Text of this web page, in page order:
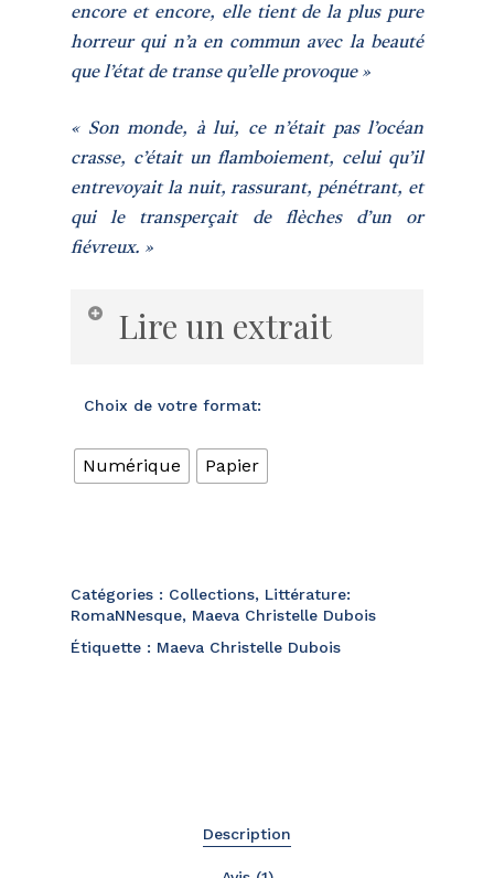
encore et encore, elle tient de la plus pure
horreur qui n’a en commun avec la beauté
que l’état de transe qu’elle provoque »
« Son monde, à lui, ce n’était pas l’océan
crasse, c’était un flamboiement, celui qu’il
entrevoyait la nuit, rassurant, pénétrant, et
qui le transperçait de flèches d’un or
fiévreux. »
Lire un extrait
Choix de votre format:
Numérique Papier
Catégories : Collections, Littérature:
RomaNNesque, Maeva Christelle Dubois
Étiquette : Maeva Christelle Dubois
Description